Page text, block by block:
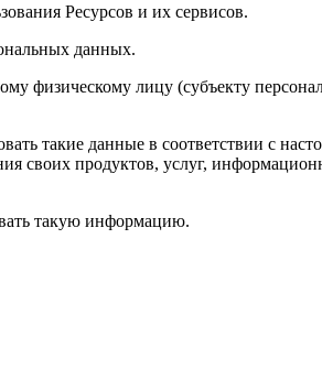
Ресурсов и их сервисов.
данных.
физическому лицу (субъекту
такие данные в соответствии с
своих продуктов, услуг,
такую информацию.